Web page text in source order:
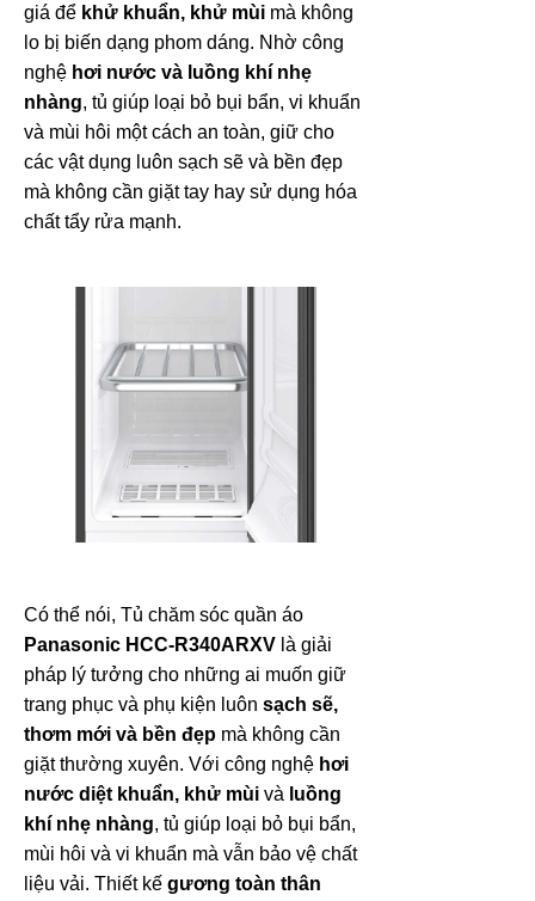
giá để khử khuẩn, khử mùi mà không
lo bị biến dạng phom dáng. Nhờ công
nghệ hơi nước và luồng khí nhẹ
nhàng, tủ giúp loại bỏ bụi bẩn, vi khuẩn
và mùi hôi một cách an toàn, giữ cho
các vật dụng luôn sạch sẽ và bền đẹp
mà không cần giặt tay hay sử dụng hóa
chất tẩy rửa mạnh.
Có thể nói, Tủ chăm sóc quần áo
Panasonic HCC-R340ARXV là giải
pháp lý tưởng cho những ai muốn giữ
trang phục và phụ kiện luôn sạch sẽ,
thơm mới và bền đẹp mà không cần
giặt thường xuyên. Với công nghệ hơi
nước diệt khuẩn, khử mùi và luồng
khí nhẹ nhàng, tủ giúp loại bỏ bụi bẩn,
mùi hôi và vi khuẩn mà vẫn bảo vệ chất
liệu vải. Thiết kế gương toàn thân